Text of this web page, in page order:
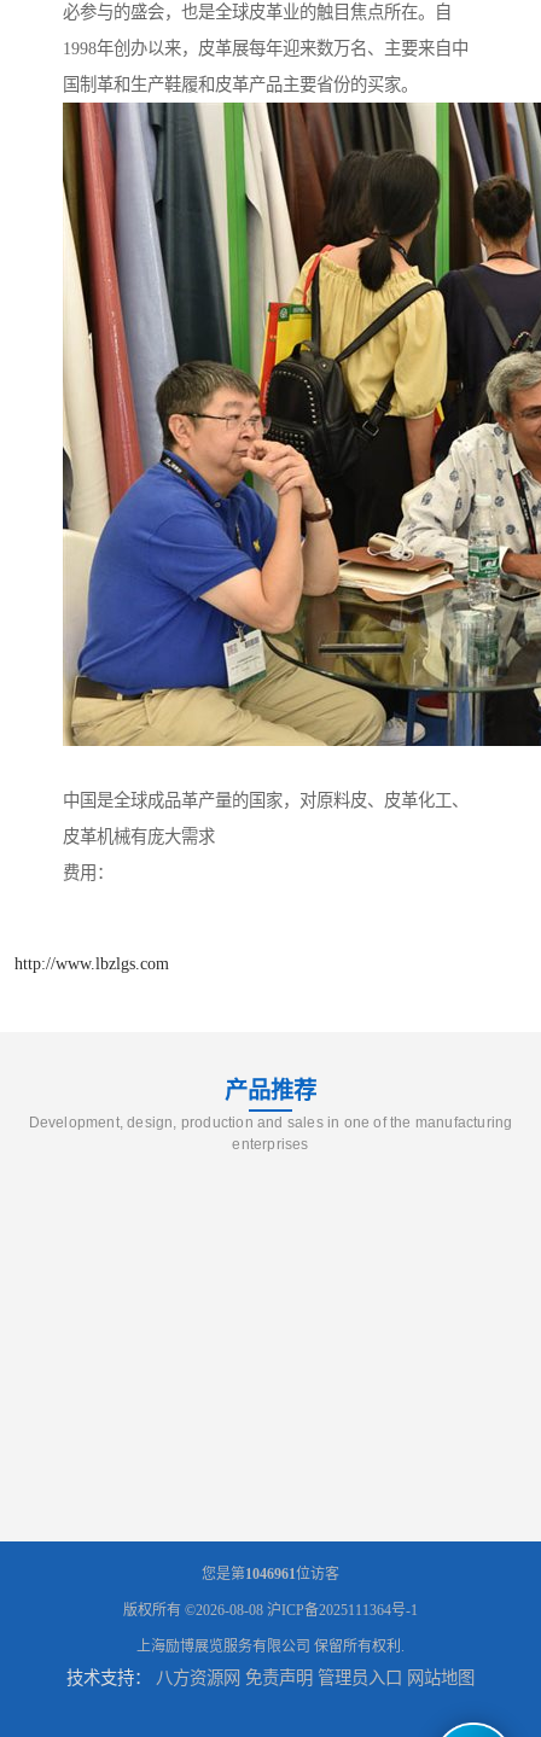
必参与的盛会，也是全球皮革业的触目焦点所在。自
1998年创办以来，皮革展每年迎来数万名、主要来自中
国制革和生产鞋履和皮革产品主要省份的买家。
中国是全球成品革产量的国家，对原料皮、皮革化工、
皮革机械有庞大需求
费用：
http://www.lbzlgs.com
产品推荐
Development, design, production and sales in one of the manufacturing
enterprises
您是第1046961位访客
版权所有 ©2026-08-08 沪ICP备2025111364号-1
上海励博展览服务有限公司 保留所有权利.
技术支持： 八方资源网 免责声明 管理员入口 网站地图